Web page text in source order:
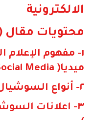
الالكترونية
محتويات مقال
١- مفهوم
ميديا( Social Media )
٢- أنواع الـسوشيال ميديا( Social Media )